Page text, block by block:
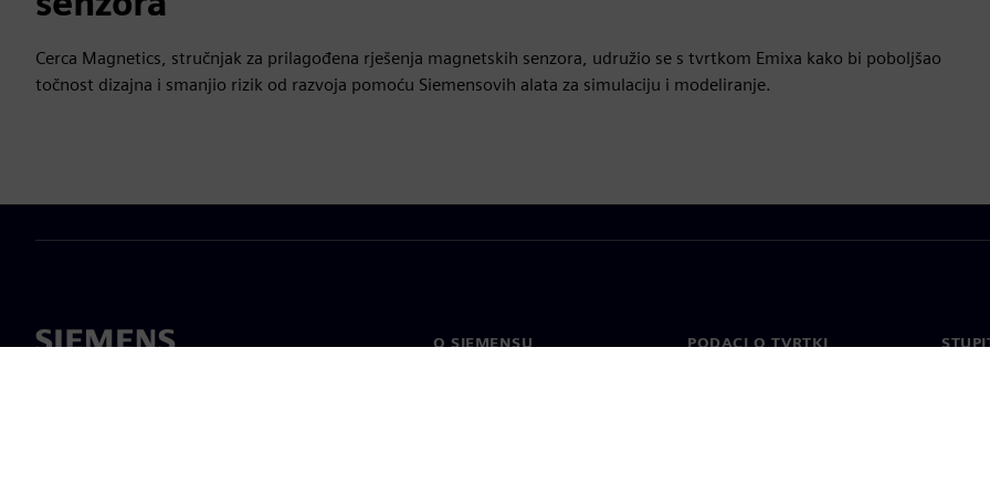
Cerca Magnetics, stručnjak za prilagođena rješenja magnetskih senzora, udružio se s tvrtkom Emixa kako bi poboljšao
točnost dizajna i smanjio rizik od razvoja pomoću Siemensovih alata za simulaciju i modeliranje.
O SIEMENSU PODACI O TVRTKI